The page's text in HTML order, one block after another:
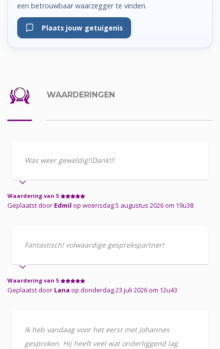
een betrouwbaar waarzegger te vinden.
Plaats jouw getuigenis
WAARDERINGEN
Was weer geweldig!!Dank!!!
Waardering van 5
Geplaatst door Edmil op woensdag 5 augustus 2026 om 19u38
Fantastisch! volwaardige gesprekspartner!
Waardering van 5
Geplaatst door Lana op donderdag 23 juli 2026 om 12u43
Ik heb vandaag voor het eerst met Johannes
gesproken. Hij heeft veel wat onderliggend lag